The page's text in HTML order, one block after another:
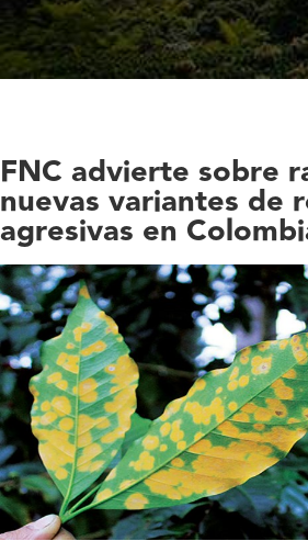
FNC advierte sobre
nuevas variantes de
agresivas en